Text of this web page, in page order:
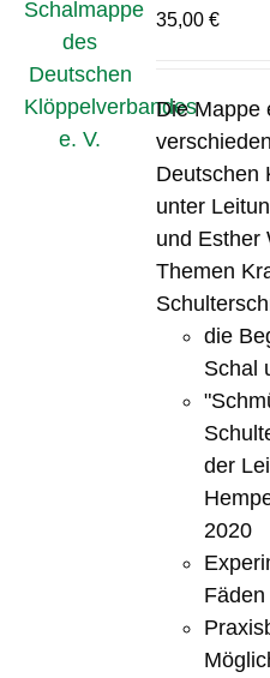
35,00€
Die Mappe
Deutschen
unter
und Esther
Themen
die
Schal
der
2020